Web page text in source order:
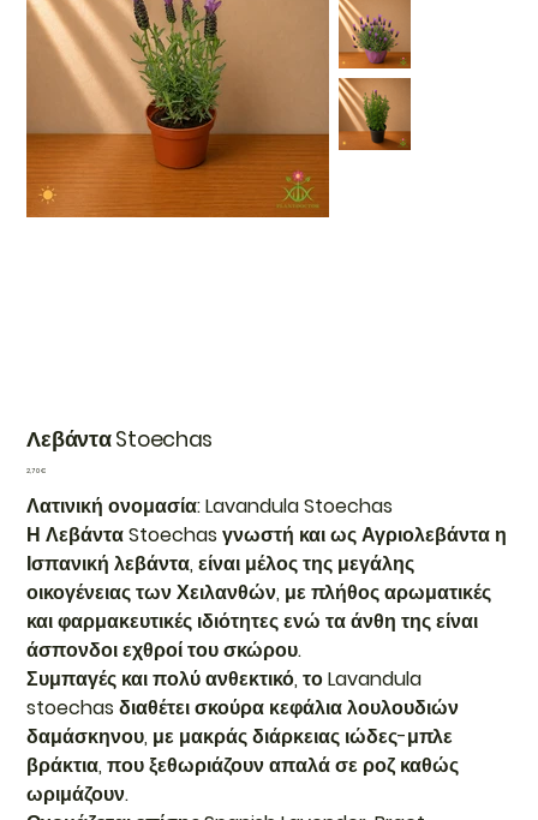
Λεβάντα Stoechas
Τιμή
2,70 €
Λατινική ονομασία: Lavandula Stoechas
Η Λεβάντα Stoechas γνωστή και ως Αγριολεβάντα η
Ισπανική λεβάντα, είναι μέλος της μεγάλης
οικογένειας των Χειλανθών, με πλήθος αρωματικές
και φαρμακευτικές ιδιότητες ενώ τα άνθη της είναι
άσπονδοι εχθροί του σκώρου.
Συμπαγές και πολύ ανθεκτικό, το Lavandula
stoechas διαθέτει σκούρα κεφάλια λουλουδιών
δαμάσκηνου, με μακράς διάρκειας ιώδες-μπλε
βράκτια, που ξεθωριάζουν απαλά σε ροζ καθώς
ωριμάζουν.